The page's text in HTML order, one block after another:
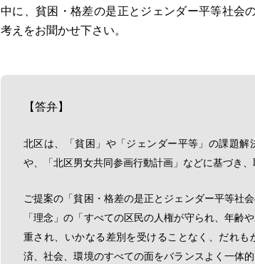
中に、貧困・格差の是正とジェンダー平等社会
考えをお聞かせ下さい。
【答弁】
北区は、「貧困」や「ジェンダー平等」の課題解
や、「北区男女共同参画行動計画」などに基づき
ご提案の「貧困・格差の是正とジェンダー平等社
「理念」の「すべての区民の人権が守られ、年齢
重され、いかなる差別を受けることなく、だれ
済、社会、環境のすべての面をバランスよく一体